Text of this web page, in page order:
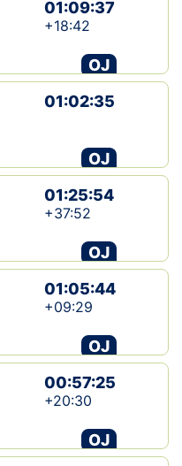
01:09:37
+18:42
OJ
01:02:35
OJ
01:25:54
+37:52
OJ
01:05:44
+09:29
OJ
00:57:25
+20:30
OJ